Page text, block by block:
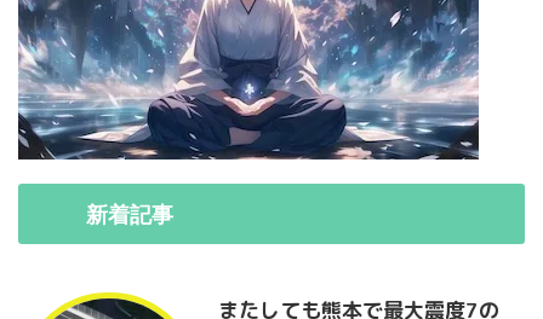
新着記事
またしても熊本で最大震度7の